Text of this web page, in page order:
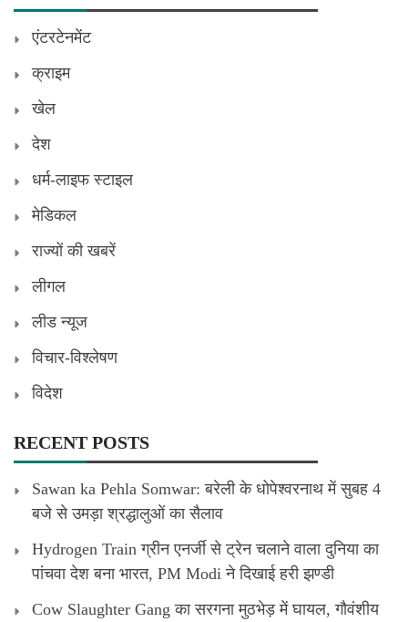
एंटरटेनमेंट
क्राइम
खेल
देश
धर्म-लाइफ स्टाइल
मेडिकल
राज्यों की खबरें
लीगल
लीड न्यूज
विचार-विश्लेषण
विदेश
RECENT POSTS
Sawan ka Pehla Somwar: बरेली के धोपेश्वरनाथ में सुबह 4
बजे से उमड़ा श्रद्धालुओं का सैलाव
Hydrogen Train ग्रीन एनर्जी से ट्रेन चलाने वाला दुनिया का
पांचवा देश बना भारत, PM Modi ने दिखाई हरी झण्डी
Cow Slaughter Gang का सरगना मुठभेड़ में घायल, गौवंशीय